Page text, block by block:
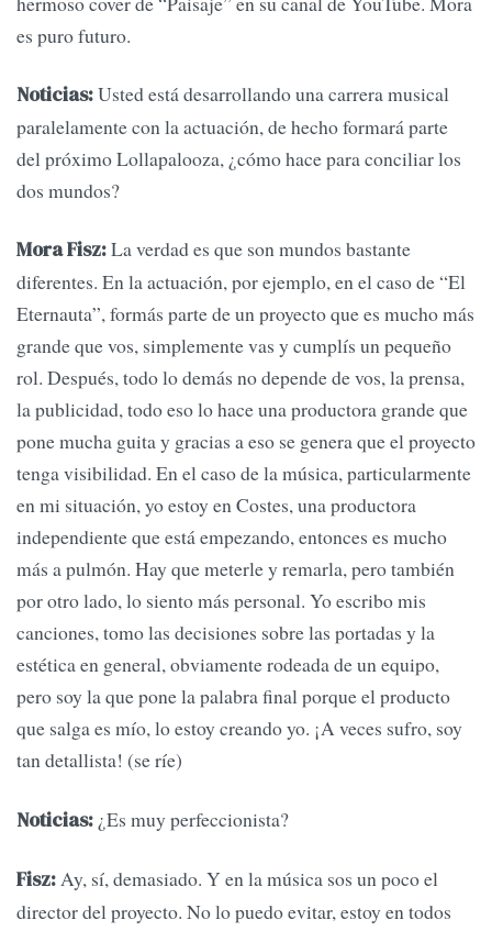
es puro futuro.
Noticias:Usted está desarrollando una carrera musical
paralelamente con la actuación, de hecho formará parte
del próximo Lollapalooza, ¿cómo hace para conciliar los
dos mundos?
Mora Fisz:La verdad es que son mundos bastante
diferentes. En la actuación, por ejemplo, en el caso de “El
Eternauta”, formás parte de un proyecto que es mucho más
grande que vos, simplemente vas y cumplís un pequeño
rol. Después, todo lo demás no depende de vos, la prensa,
la publicidad, todo eso lo hace una productora grande que
pone mucha guita y gracias a eso se genera que el proyecto
tenga visibilidad. En el caso de la música, particularmente
en mi situación, yo estoy en Costes, una productora
independiente que está empezando, entonces es mucho
más a pulmón. Hay que meterle y remarla, pero también
por otro lado, lo siento más personal. Yo escribo mis
canciones, tomo las decisiones sobre las portadas y la
estética en general, obviamente rodeada de un equipo,
pero soy la que pone la palabra final porque el producto
que salga es mío, lo estoy creando yo. ¡A veces sufro, soy
tan detallista! (se ríe)
Noticias: ¿Es muy perfeccionista?
Fisz:Ay, sí, demasiado. Y en la música sos un poco el
director del proyecto. No lo puedo evitar, estoy en todos